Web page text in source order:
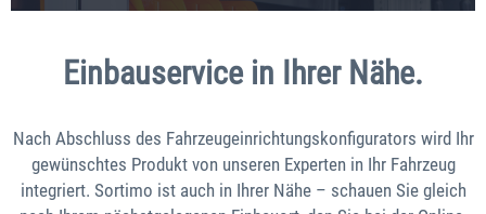
Einbauservice in Ihrer Nähe.
Nach Abschluss des Fahrzeugeinrichtungskonfigurators wird Ihr
gewünschtes Produkt von unseren Experten in Ihr Fahrzeug
integriert. Sortimo ist auch in Ihrer Nähe – schauen Sie gleich